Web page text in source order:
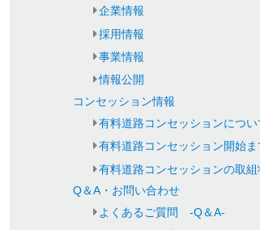
企業情報
採用情報
事業情報
情報公開
コンセッション情報
有料道路コンセッションについ
有料道路コンセッション開始
有料道路コンセッションの取
Q＆A・お問い合わせ
よくあるご質問 -Q＆A-